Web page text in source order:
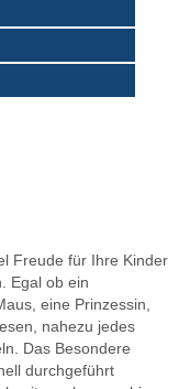
Freude für Ihre Kinder
Egal ob ein
eine Prinzessin,
nahezu jedes
Das Besondere
durchgeführt